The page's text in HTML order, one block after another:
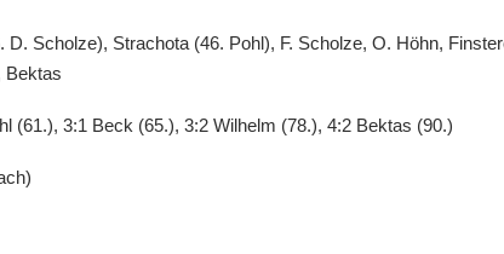
D. Scholze), Strachota (46. Pohl), F. Scholze, O. Höhn,
Bektas
(61.), 3:1 Beck (65.), 3:2 Wilhelm (78.), 4:2 Bektas (90.)